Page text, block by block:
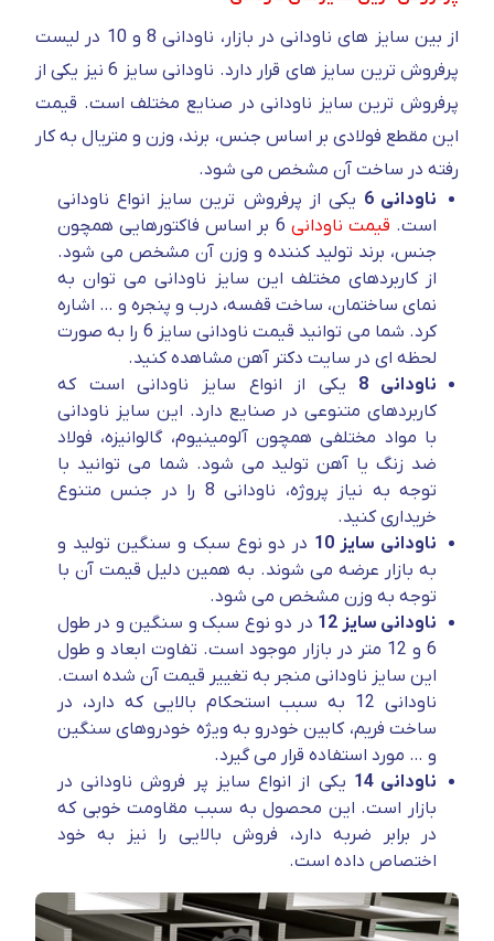
از بین سایز های ناودانی در بازار، ناودانی 8 و 10 در لیست
پرفروش ترین سایز های قرار دارد. ناودانی سایز 6 نیز یکی از
پرفروش ترین سایز ناودانی در صنایع مختلف است. قیمت
این مقطع فولادی بر اساس جنس، برند، وزن و متریال به کار
رفته در ساخت آن مشخص می شود.
ناودانی 6
یکی از پرفروش ترین سایز انواع ناودانی
است. قیمت ناودانی
6 بر اساس فاکتورهایی همچون
جنس، برند تولید کننده و وزن آن مشخص می شود.
از کاربردهای مختلف این سایز ناودانی می توان به
نمای ساختمان، ساخت قفسه، درب و پنجره و … اشاره
کرد. شما می توانید قیمت ناودانی سایز 6 را به صورت
لحظه ای در سایت دکتر آهن مشاهده کنید.
ناودانی 8
یکی از انواع سایز ناودانی است که
کاربردهای متنوعی در صنایع دارد. این سایز ناودانی
با مواد مختلفی همچون آلومینیوم، گالوانیزه، فولاد
ضد زنگ یا آهن تولید می شود. شما می توانید با
توجه به نیاز پروژه، ناودانی 8 را در جنس متنوع
خریداری کنید.
ناودانی سایز 10
در دو نوع سبک و سنگین تولید و
به بازار عرضه می شوند. به همین دلیل قیمت آن با
توجه به وزن مشخص می شود.
ناودانی سایز 12
در دو نوع سبک و سنگین و در طول
6 و 12 متر در بازار موجود است. تفاوت ابعاد و طول
این سایز ناودانی منجر به تغییر قیمت آن شده است.
ناودانی 12 به سبب استحکام بالایی که دارد، در
ساخت فریم، کابین خودرو به ویژه خودروهای سنگین
و … مورد استفاده قرار می گیرد.
ناودانی 14
یکی از انواع سایز پر فروش ناودانی در
بازار است. این محصول به سبب مقاومت خوبی که
در برابر ضربه دارد، فروش بالایی را نیز به خود
اختصاص داده است.